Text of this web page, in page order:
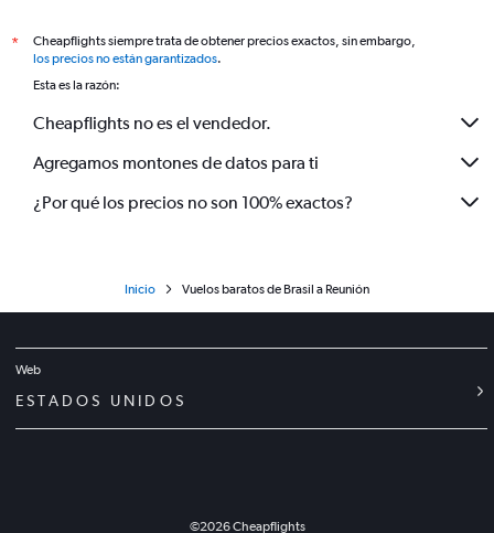
*
Cheapflights siempre trata de obtener precios exactos, sin embargo,
los precios no están garantizados.
Esta es la razón:
Cheapflights no es el vendedor.
Agregamos montones de datos para ti
¿Por qué los precios no son 100% exactos?
Inicio Vuelos baratos de Brasil a Reunión
Web
ESTADOS UNIDOS
©2026Cheapflights